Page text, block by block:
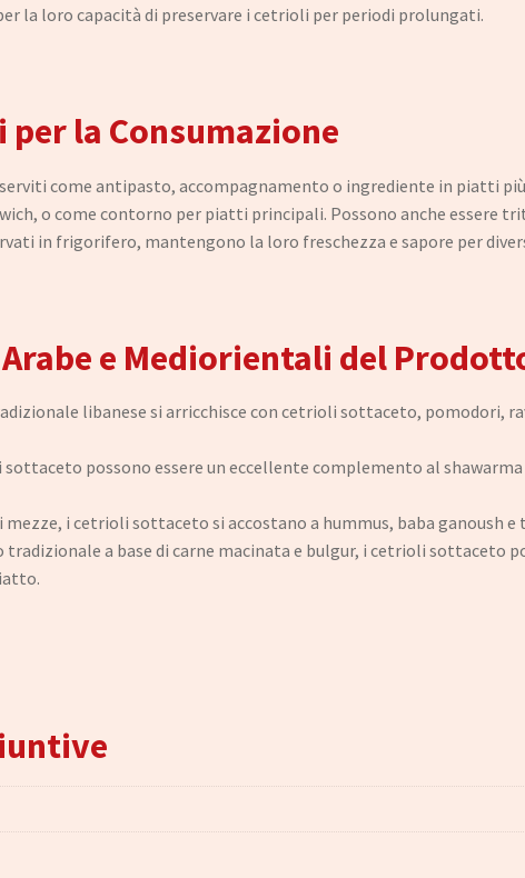
la loro capacità di preservare i cetrioli per periodi prolungati.
la Consumazione
come antipasto, accompagnamento o ingrediente in piatti
o come contorno per piatti principali. Possono anche essere
in frigorifero, mantengono la loro freschezza e sapore per
e Mediorientali del
libanese si arricchisce con cetrioli sottaceto, pomodori,
sottaceto possono essere un eccellente complemento al
mezze, i cetrioli sottaceto si accostano a hummus, baba ganoush
tradizionale a base di carne macinata e bulgur, i cetrioli sottaceto